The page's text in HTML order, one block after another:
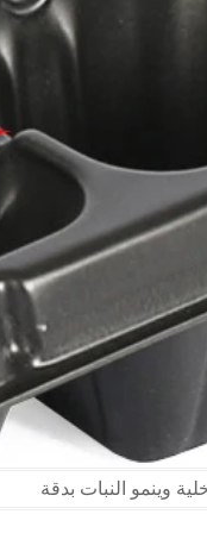
وينمو النبات بدقة